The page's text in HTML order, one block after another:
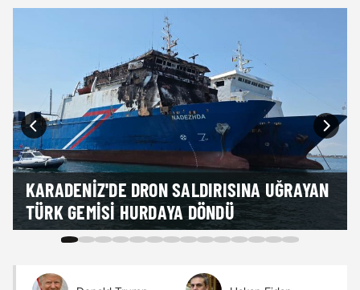
KARADENIZ'DE DRON SALDIRISINA UĞRAYAN
TÜRK GEMISI HURDAYA DÖNDÜ